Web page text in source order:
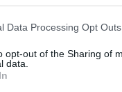
Data Processing Opt Outs
opt-out of the Sharing of
data.
έργο και
της μυκηναϊκής
άλλων το
του, καταλήγοντας: